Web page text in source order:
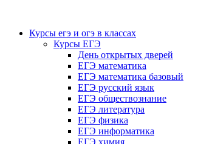
Курсы егэ и огэ в классах
Курсы ЕГЭ
День открытых дверей
ЕГЭ математика
ЕГЭ математика базовый
ЕГЭ русский язык
ЕГЭ обществознание
ЕГЭ литература
ЕГЭ физика
ЕГЭ информатика